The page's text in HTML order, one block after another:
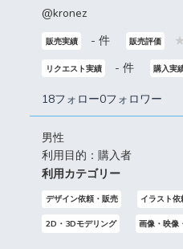
@kronez
販売実績 - 件 販売評価
リクエスト実績 - 件 購入実
18フォロー0フォロワー
男性
利用目的：購入者
利用カテゴリー
デザイン依頼・販売 イラスト
2D・3Dモデリング 画像・映像